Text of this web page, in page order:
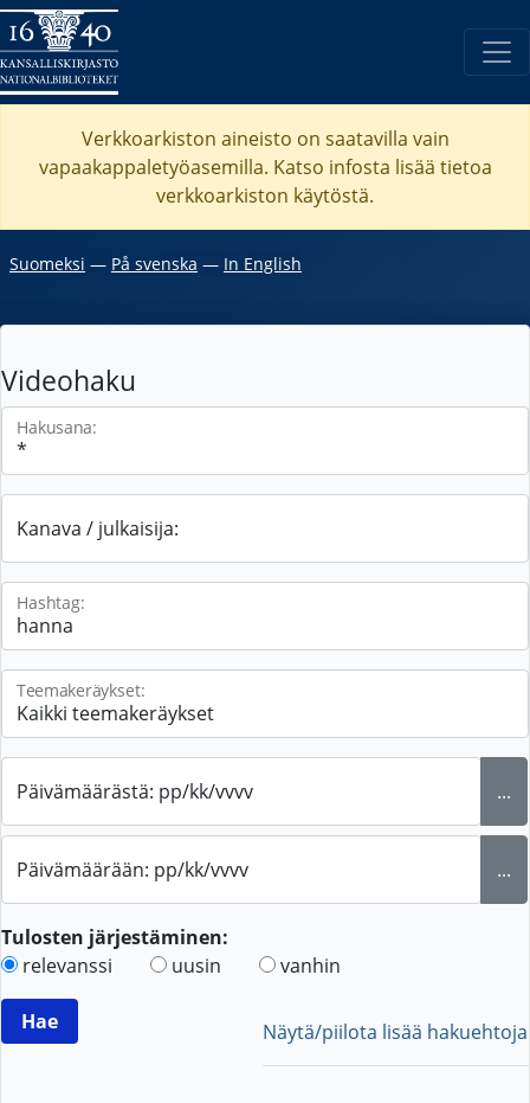
Verkkoarkiston aineisto on saatavilla vain
vapaakappaletyöasemilla. Katso infosta lisää tietoa
verkkoarkiston käytöstä.
Suomeksi ― På svenska ― In English
Videohaku
Hakusana:
Kanava / julkaisija:
Hashtag:
Teemakeräykset:
Päivämäärästä: pp/kk/vvvv ...
Päivämäärään: pp/kk/vvvv ...
Tulosten järjestäminen:
relevanssi
uusin vanhin
Näytä/piilota lisää hakuehtoja